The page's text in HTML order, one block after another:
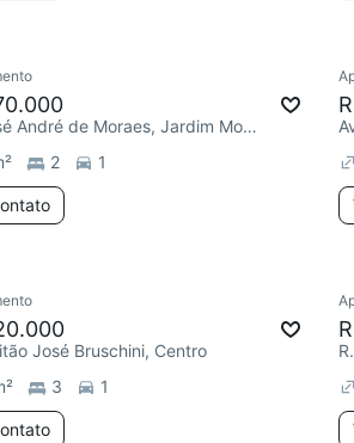
Av. José André de Moraes, Jardim Monte Alegre
2 1
José Bruschini, Centro
3 1